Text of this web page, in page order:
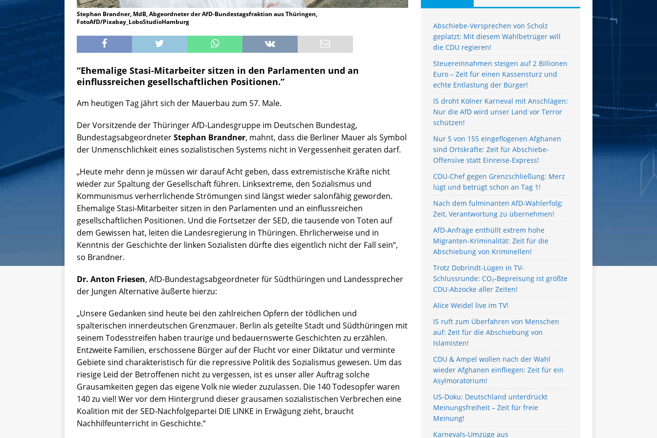
Stephan Brandner, MdB, Abgeordneter der AfD-Bundestagsfraktion aus Thüringen,
FotoAfD/Pixabay_LoboStudioHamburg
“Ehemalige Stasi-Mitarbeiter sitzen in den Parlamenten und an
einflussreichen gesellschaftlichen Positionen.”
Am heutigen Tag jährt sich der Mauerbau zum 57. Male.
Der Vorsitzende der Thüringer AfD-Landesgruppe im Deutschen Bundestag,
BundestagsabgeordneterStephan Brandner, mahnt, dass die Berliner Mauer als Symbol
der Unmenschlichkeit eines sozialistischen Systems nicht in Vergessenheit geraten darf.
„Heute mehr denn je müssen wir darauf Acht geben, dass extremistische Kräfte nicht
wieder zur Spaltung der Gesellschaft führen. Linksextreme, den Sozialismus und
Kommunismus verherrlichende Strömungen sind längst wieder salonfähig geworden.
Ehemalige Stasi-Mitarbeiter sitzen in den Parlamenten und an einflussreichen
gesellschaftlichen Positionen. Und die Fortsetzer der SED, die tausende von Toten auf
dem Gewissen hat, leiten die Landesregierung in Thüringen. Ehrlicherweise und in
Kenntnis der Geschichte der linken Sozialisten dürfte dies eigentlich nicht der Fall sein“,
so Brandner.
Dr. Anton Friesen, AfD-Bundestagsabgeordneter für Südthüringen und Landessprecher
der Jungen Alternative äußerte hierzu:
„Unsere Gedanken sind heute bei den zahlreichen Opfern der tödlichen und
spalterischen innerdeutschen Grenzmauer. Berlin als geteilte Stadt und Südthüringen mit
seinem Todesstreifen haben traurige und bedauernswerte Geschichten zu erzählen.
Entzweite Familien, erschossene Bürger auf der Flucht vor einer Diktatur und verminte
Gebiete sind charakteristisch für die repressive Politik des Sozialismus gewesen. Um das
riesige Leid der Betroffenen nicht zu vergessen, ist es unser aller Auftrag solche
Grausamkeiten gegen das eigene Volk nie wieder zuzulassen. Die 140 Todesopfer waren
140 zu viel! Wer vor dem Hintergrund dieser grausamen sozialistischen Verbrechen eine
Koalition mit der SED-Nachfolgepartei DIE LINKE in Erwägung zieht, braucht
Nachhilfeunterricht in Geschichte.“
Abschiebe-Versprechen von Scholz
geplatzt: Mit diesem Wahlbetrüger will
die CDU regieren!
Steuereinnahmen steigen auf 2 Billionen
Euro – Zeit für einen Kassensturz und
echte Entlastung der Bürger!
IS droht Kölner Karneval mit Anschlägen:
Nur die AfD wird unser Land vor Terror
schützen!
Nur 5 von 155 eingeflogenen Afghanen
sind Ortskräfte: Zeit für Abschiebe-
Offensive statt Einreise-Express!
CDU-Chef gegen Grenzschließung: Merz
lügt und betrügt schon an Tag 1!
Nach dem fulminanten AfD-Wahlerfolg:
Zeit, Verantwortung zu übernehmen!
AfD-Anfrage enthüllt extrem hohe
Migranten-Kriminalität: Zeit für die
Abschiebung von Kriminellen!
Trotz Dobrindt-Lügen in TV-
Schlussrunde: CO₂-Bepreisung ist größte
CDU-Abzocke aller Zeiten!
Alice Weidel live im TV!
IS ruft zum Überfahren von Menschen
auf: Zeit für die Abschiebung von
Islamisten!
CDU & Ampel wollen nach der Wahl
wieder Afghanen einfliegen: Zeit für ein
Asylmoratorium!
US-Doku: Deutschland unterdrückt
Meinungsfreiheit – Zeit für freie
Meinung!
Karnevals-Umzüge aus